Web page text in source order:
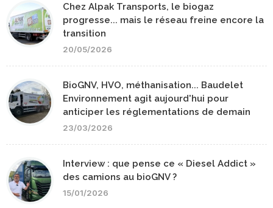
Chez Alpak Transports, le biogaz
progresse... mais le réseau freine encore la
transition
20/05/2026
BioGNV, HVO, méthanisation... Baudelet
Environnement agit aujourd'hui pour
anticiper les réglementations de demain
23/03/2026
Interview : que pense ce « Diesel Addict »
des camions au bioGNV ?
15/01/2026